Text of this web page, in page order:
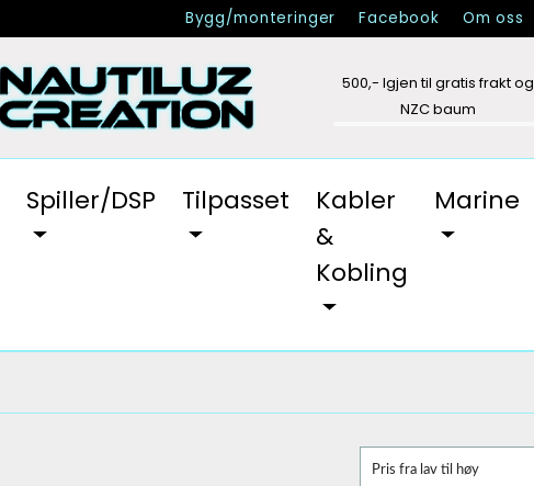
Bygg/monteringer Facebook Om oss
500,- Igjen til gratis frakt og
NZC baum
Spiller/DSP Tilpasset
Kabler
&
Kobling
Marine
Pris fra lav til høy